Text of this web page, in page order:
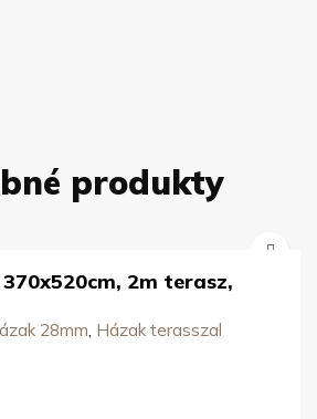
produkty
2m terasz,
28mm, Házak terasszal